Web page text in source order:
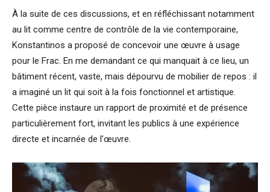
À la suite de ces discussions, et en réfléchissant notamment
au lit comme centre de contrôle de la vie contemporaine,
Konstantinos a proposé de concevoir une œuvre à usage
pour le Frac. En me demandant ce qui manquait à ce lieu, un
bâtiment récent, vaste, mais dépourvu de mobilier de repos : il
a imaginé un lit qui soit à la fois fonctionnel et artistique.
Cette pièce instaure un rapport de proximité et de présence
particulièrement fort, invitant les publics à une expérience
directe et incarnée de l’œuvre.